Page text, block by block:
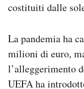
costituiti dalle
La pandemia ha
milioni di euro,
l’alleggerimento
UEFA ha